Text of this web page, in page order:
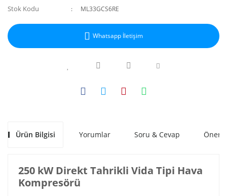
Stok Kodu ML33GCS6RE
Whatsapp İletişim
Ürün Bilgisi Yorumlar Soru & Cevap
250 kW Direkt Tahrikli Vida Tipi Hava
Kompresörü